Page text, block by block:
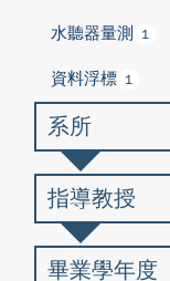
水聽器量測 1
資料浮標 1
系所
指導教授
畢業學年度